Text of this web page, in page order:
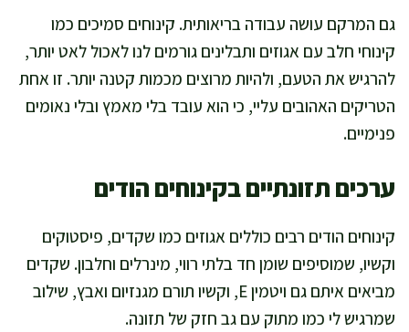
גם המרקם עושה עבודה בריאותית. קינוחים סמיכים כמו
קינוחי חלב עם אגוזים ותבלינים גורמים לנו לאכול לאט יותר,
להרגיש את הטעם, ולהיות מרוצים מכמות קטנה יותר. זו אחת
הטריקים האהובים עליי, כי הוא עובד בלי מאמץ ובלי נאומים
פנימיים.
ערכים תזונתיים בקינוחים הודים
קינוחים הודים רבים כוללים אגוזים כמו שקדים, פיסטוקים
וקשיו, שמוסיפים שומן חד בלתי רווי, מינרלים וחלבון. שקדים
מביאים איתם גם ויטמין E, וקשיו תורם מגנזיום ואבץ, שילוב
שמרגיש לי כמו מתוק עם גב חזק של תזונה.